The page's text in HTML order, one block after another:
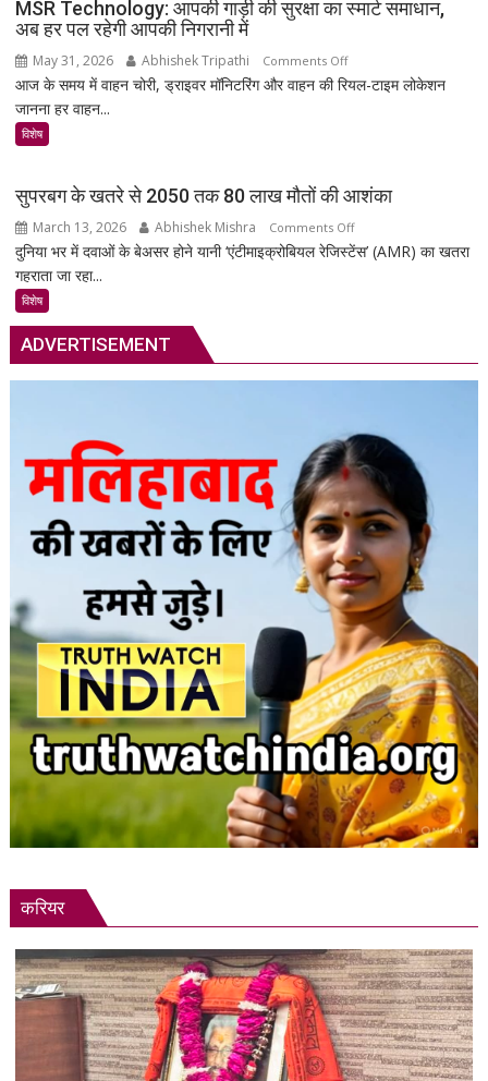
MSR Technology: आपकी गाड़ी की सुरक्षा का स्मार्ट समाधान,
अब हर पल रहेगी आपकी निगरानी में
May 31, 2026 Abhishek Tripathi Comments Offon
MSR
सुरक्षा
का
स्मार्ट
में
आज के समय में वाहन चोरी, ड्राइवर मॉनिटरिंग और वाहन की रियल-टाइम लोकेशन
जानना हर वाहन...
विशेष
सुपरबग के खतरे से 2050 तक 80 लाख मौतों की आशंका
March 13, 2026 Abhishek Mishra Comments Offon
सुपरबग
मौतों
की
आशंका
दुनिया भर में दवाओं के बेअसर होने यानी ‘एंटीमाइक्रोबियल रेजिस्टेंस’ (AMR) का खतरा
गहराता जा रहा...
विशेष
ADVERTISEMENT
करियर